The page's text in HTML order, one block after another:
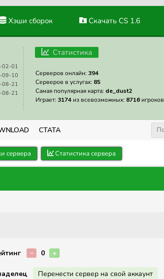
Хэши сборок Скачать CS 1.6
02-01
09-10
08-21
08-21
Статистика
Серверов онлайн: 394
Серверов в услугах: 85
Самая популярная карта: de_dust2
Играет: 3174 из всевозможных: 8716 игроков
СТАТА
сервера Статистика сервера
− 0 +
Перенести сервер на свой аккаунт